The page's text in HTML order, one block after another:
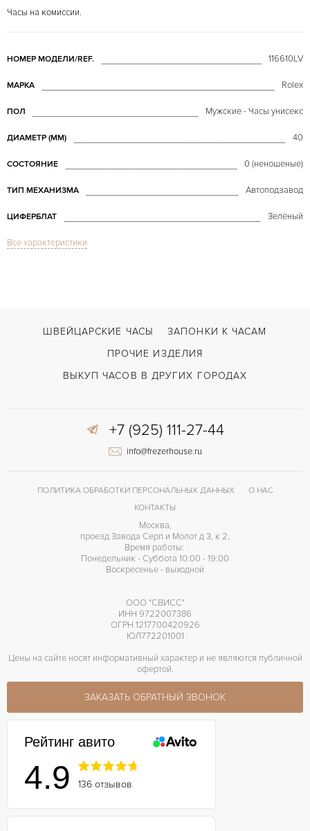
Часы на комиссии.
НОМЕР МОДЕЛИ/REF. 116610LV
МАРКА Rolex
ПОЛ Мужские - Часы унисекс
ДИАМЕТР (MM) 40
СОСТОЯНИЕ 0 (неношеные)
ТИП МЕХАНИЗМА Автоподзавод
ЦИФЕРБЛАТ Зелёный
СТЕКЛО
ВОЗМОЖНОСТИ ДОСТАВКИ С документами
Двойной сложности застежка
ДЛИНА БРАСЛЕТА, ДЛИННАЯ СТОРОНА
Без цифр
Все характеристики
ШВЕЙЦАРСКИЕ ЧАСЫ
ЗАПОНКИ К ЧАСАМ
ПРОЧИЕ ИЗДЕЛИЯ
ВЫКУП ЧАСОВ В ДРУГИХ ГОРОДАХ
+7 (925) 111-27-44
info@frezerhouse.ru
ПОЛИТИКА ОБРАБОТКИ ПЕРСОНАЛЬНЫХ ДАННЫХ
О НАС
КОНТАКТЫ
Москва,
проезд Завода Серп и Молот д 3, к 2,
Время работы:
Понедельник - Суббота 10:00 - 19:00
Воскресенье - выходной
ООО "СВИСС"
ИНН 9722007386
ОГРН 1217700420926
ЮЛ772201001
Цены на сайте носят информативный характер и не являются публичной
офертой.
ЗАКАЗАТЬ ОБРАТНЫЙ ЗВОНОК
Рейтинг авито
4.9 136 отзывов